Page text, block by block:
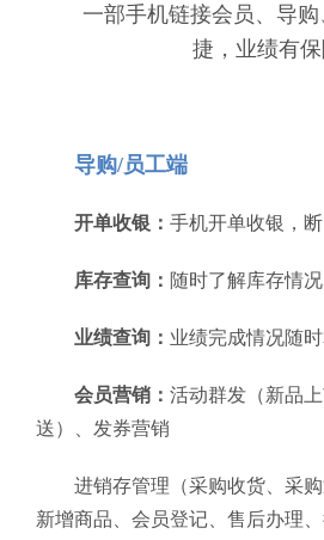
一部手机链接会员、导
捷，业绩有
导购/员工端
开单收银： 手机开单收银，
库存查询： 随时了解库存情
业绩查询： 业绩完成情况随
会员营销： 活动群发（新品
送）、发券营销
进销存管理（采购收货、采购
新增商品、会员登记、售后办理